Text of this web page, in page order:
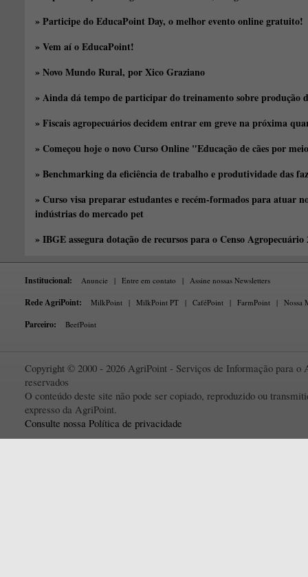
» Participe do EducaPoint Day, o melhor evento online gratuito!
» Vem aí o EducaPoint!
» Novo Mundo Rural, por Xico Graziano
» Ainda dá tempo de participar do treinamento sobre produção
» Fiscais agropecuários decidem entrar em greve na próxima
» Começou hoje o novo Curso Online "Educação de cães por
» Benchmarking da eficiência de trabalho e produtividade das
» Curso visa preparar estudantes e recém-formados para atuar
indústrias do mercado pet
» IBGE assegura dotação de recursos para o Censo Agropecuário
Institucional: Anuncie | Entre em contato | Assine nossas Newsletters
Rede AgriPoint: MilkPoint | MilkPoint PT | CaféPoint | FarmPoint | Nossa
Parceiro: BeefPoint
Copyright © 2000 - 2026 AgriPoint - Serviços de Informação para o
reservados
O conteúdo deste site não pode ser copiado, reproduzido ou
expresso da AgriPoint.
Consulte nossa Política de privacidade